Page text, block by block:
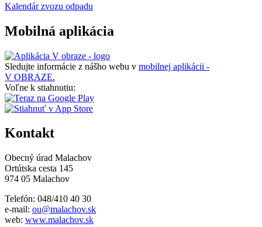
Kalendár zvozu odpadu
Mobilná aplikácia
Sledujte informácie z nášho webu v mobilnej aplikácii -
V OBRAZE.
Voľne k stiahnutiu:
Kontakt
Obecný úrad Malachov
Ortútska cesta 145
974 05 Malachov
Telefón: 048/410 40 30
e-mail: ou@malachov.sk
web: www.malachov.sk